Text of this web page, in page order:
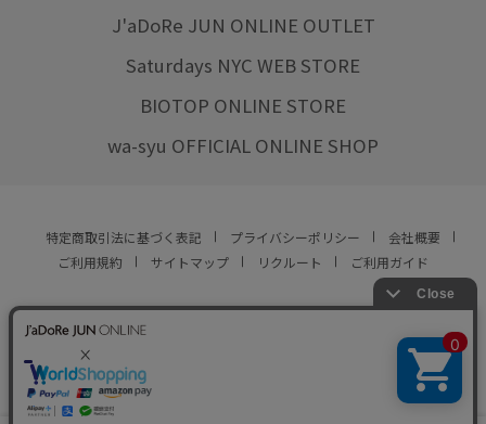
J'aDoRe JUN ONLINE OUTLET
Saturdays NYC WEB STORE
BIOTOP ONLINE STORE
wa-syu OFFICIAL ONLINE SHOP
特定商取引法に基づく表記 プライバシーポリシー
会社概要
ご利用規約
サイトマップ リクルート ご利用ガイド
© JUN CO.,LTD. ALL RIGHTS RESERVED.